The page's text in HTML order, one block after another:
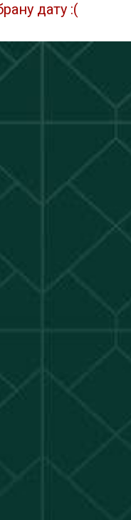
дату :(